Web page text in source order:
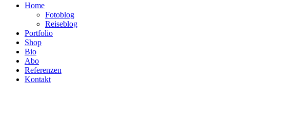
Home
Fotoblog
Reiseblog
Portfolio
Shop
Bio
Abo
Referenzen
Kontakt